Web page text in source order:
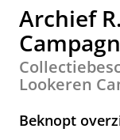
Archief
Lookeren
Beknopt